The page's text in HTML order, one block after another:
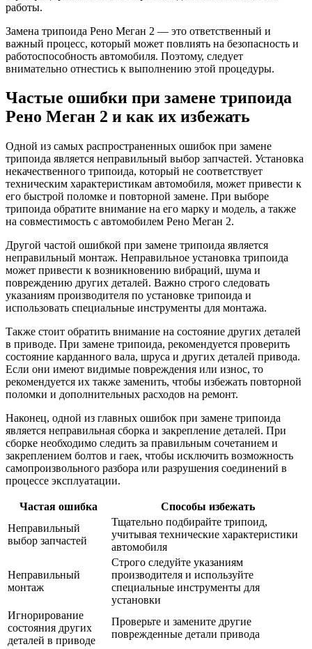
работы.
Замена трипоида Рено Меган 2 — это ответственный и
важный процесс, который может повлиять на безопасность и
работоспособность автомобиля. Поэтому, следует
внимательно отнестись к выполнению этой процедуры.
Частые ошибки при замене трипоида
Рено Меган 2 и как их избежать
Одной из самых распространенных ошибок при замене
трипоида является неправильный выбор запчастей. Установка
некачественного трипоида, который не соответствует
техническим характеристикам автомобиля, может привести к
его быстрой поломке и повторной замене. При выборе
трипоида обратите внимание на его марку и модель, а также
на совместимость с автомобилем Рено Меган 2.
Другой частой ошибкой при замене трипоида является
неправильный монтаж. Неправильное установка трипоида
может привести к возникновению вибраций, шума и
повреждению других деталей. Важно строго следовать
указаниям производителя по установке трипоида и
использовать специальные инструменты для монтажа.
Также стоит обратить внимание на состояние других деталей
в приводе. При замене трипоида, рекомендуется проверить
состояние карданного вала, шруса и других деталей привода.
Если они имеют видимые повреждения или износ, то
рекомендуется их также заменить, чтобы избежать повторной
поломки и дополнительных расходов на ремонт.
Наконец, одной из главных ошибок при замене трипоида
является неправильная сборка и закрепление деталей. При
сборке необходимо следить за правильным сочетанием и
закреплением болтов и гаек, чтобы исключить возможность
самопроизвольного разбора или разрушения соединений в
процессе эксплуатации.
Частая ошибка
Способы избежать
Неправильный
выбор запчастей
Тщательно подбирайте трипоид,
учитывая технические характеристики
автомобиля
Неправильный
монтаж
Строго следуйте указаниям
производителя и используйте
специальные инструменты для
установки
Игнорирование
состояния других
деталей в приводе
Проверьте и замените другие
поврежденные детали привода